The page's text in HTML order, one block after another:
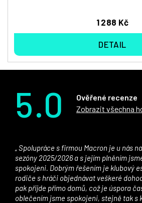
1 288 Kč
DETAIL
5.0
Ověřené recenze
Zobrazit všechna
sezóny 2025/2026 a s jejím plněním
spokojeni. Dobrým řešením je klubový
rodiče s hráči objednávat veškeré
pak přijde přímo domů, což je úspora
oblečením jsme spokojeni, stejně tak s